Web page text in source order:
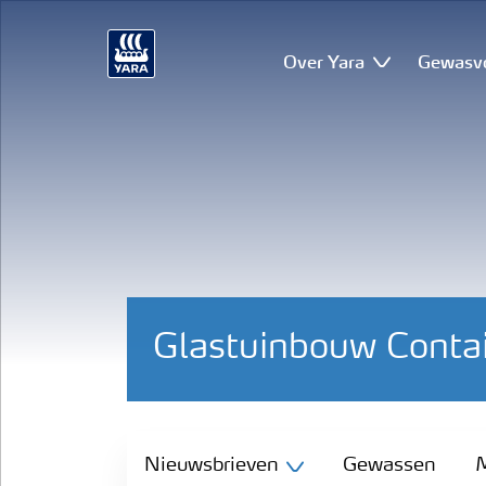
Over Yara
Glastuinbouw
Nieuwsbrieven Gewassen